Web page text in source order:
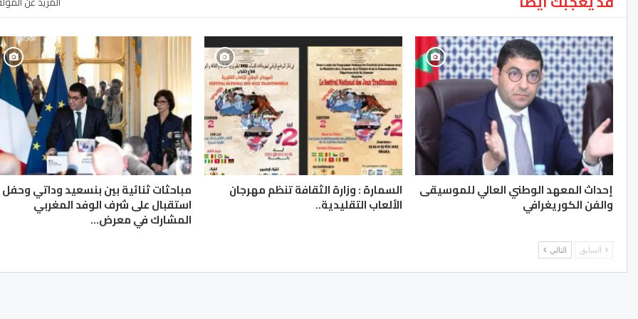
إحداث المعهد الوطني العالي للموسيقى
والفن الكوريغرافي
السمارة : وزارة الثقافة تنظم مهرجان
الألعاب التقليدية..
مباحثات ثنائية بين بنسعيد وداتي وحفل
استقبال على شرف الوفد المغربي
المشارك في معرض…
السابق التالي